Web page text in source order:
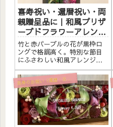
喜寿祝い・還暦祝い・両
親贈呈品に｜和風プリザ
ーブドフラワーアレンジ
竹 黒枠ロング〈赤パープ
ル〉文字入れ
竹と赤パープルの花が黒枠ロ
ングで格調高く。特別な節目
にふさわしい和風アレンジ。
黒枠にプリザーブドフラワー
と素材をたっぷりアレンジし
ました。アクリルプレートへ
のメッセージ入れ無料。自立
するので壁かけでも置き型で
も飾れます。こんな方へ喜寿
祝い（...
長寿のお祝い（還暦・古希・喜寿・米寿）